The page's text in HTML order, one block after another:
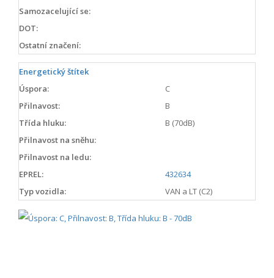
Samozacelující se:
DOT:
Ostatní značení:
Energetický štítek
Úspora:
C
Přilnavost:
B
Třída hluku:
B (70dB)
Přilnavost na sněhu:
Přilnavost na ledu:
EPREL:
432634
Typ vozidla:
VAN a LT (C2)